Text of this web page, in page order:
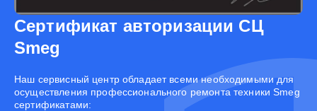
Сертификат авторизации СЦ
Smeg
Наш сервисный центр обладает всеми необходимыми для
осуществления профессионального ремонта техники Smeg
сертификатами: